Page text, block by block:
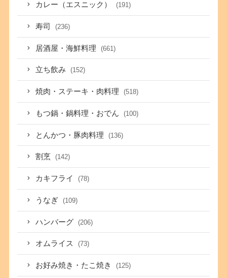
カレー（エスニック） (191)
寿司 (236)
居酒屋・海鮮料理 (661)
立ち飲み (152)
焼肉・ステーキ・肉料理 (518)
もつ鍋・鍋料理・おでん (100)
とんかつ・豚肉料理 (136)
割烹 (142)
カキフライ (78)
うなぎ (109)
ハンバーグ (206)
オムライス (73)
お好み焼き・たこ焼き (125)